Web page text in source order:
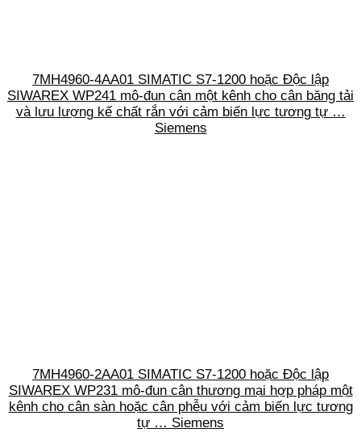
7MH4960-4AA01 SIMATIC S7-1200 hoặc Độc lập
SIWAREX WP241 mô-đun cân một kênh cho cân băng tải
và lưu lượng kế chất rắn với cảm biến lực tương tự …
Siemens
7MH4960-2AA01 SIMATIC S7-1200 hoặc Độc lập
SIWAREX WP231 mô-đun cân thương mại hợp pháp một
kênh cho cân sàn hoặc cân phễu với cảm biến lực tương
tự … Siemens